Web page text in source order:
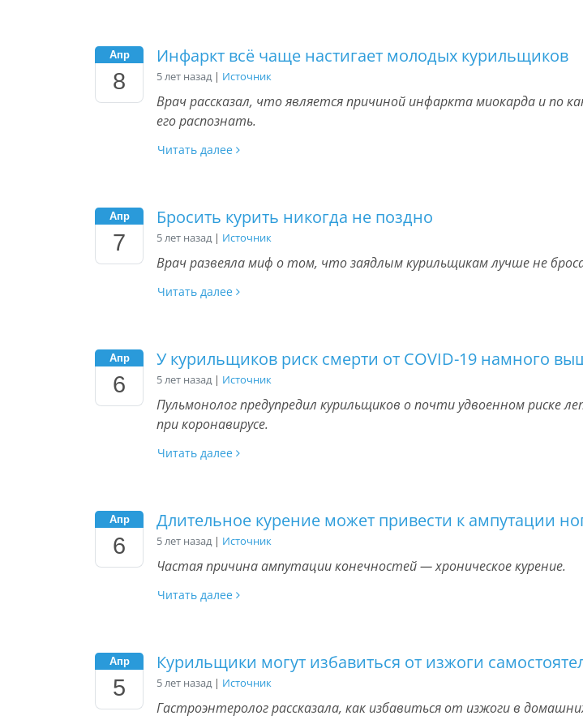
Апр
8
Инфаркт всё чаще настигает молодых курильщиков
5 лет назад | Источник
Врач рассказал, что является причиной инфаркта миокарда и по
его распознать.
Читать далее
Апр
7
Бросить курить никогда не поздно
5 лет назад | Источник
Врач развеяла миф о том, что заядлым курильщикам лучше не
Читать далее
Апр
6
У курильщиков риск смерти от COVID-19 намного
5 лет назад | Источник
Пульмонолог предупредил курильщиков о почти удвоенном риске
при коронавирусе.
Читать далее
Апр
6
Длительное курение может привести к ампутации
5 лет назад | Источник
Частая причина ампутации конечностей — хроническое курение.
Читать далее
Апр
5
Курильщики могут избавиться от изжоги
5 лет назад | Источник
Гастроэнтеролог рассказала, как избавиться от изжоги в